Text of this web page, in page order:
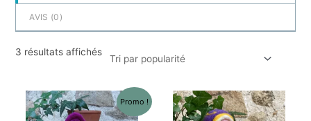
AVIS (0 )
3 résultats affichés
Promo !